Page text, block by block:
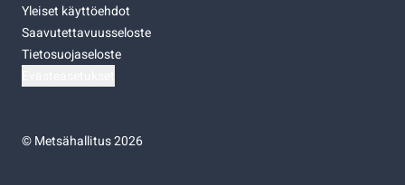
Yleiset käyttöehdot
Saavutettavuusseloste
Tietosuojaseloste
©Metsähallitus 2026